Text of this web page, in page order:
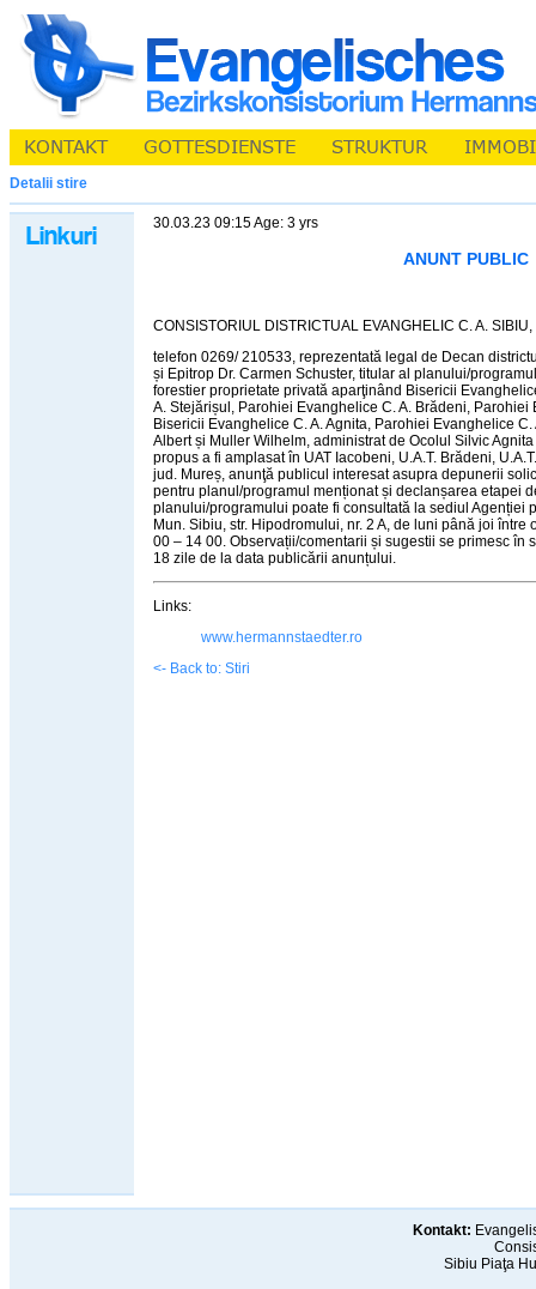
Detalii stire
30.03.23 09:15 Age: 3 yrs
ANUNT PUBLIC
CONSISTORIUL DISTRICTUAL EVANGHELIC C. A.
telefon 0269/ 210533, reprezentată legal de Decan
și Epitrop Dr. Carmen Schuster, titular al planului/
forestier proprietate privată aparţinând Bisericii
A. Stejărișul, Parohiei Evanghelice C. A. Brădeni, Parohiei
Bisericii Evanghelice C. A. Agnita, Parohiei Evanghelice
Albert și Muller Wilhelm, administrat de Ocolul Silvic
propus a fi amplasat în UAT Iacobeni, U.A.T. Brădeni,
jud. Mureș, anunţă publicul interesat asupra depunerii
pentru planul/programul menționat și declanșarea etapei
planului/programului poate fi consultată la sediul Agenției
Mun. Sibiu, str. Hipodromului, nr. 2 A, de luni până joi
00 – 14 00. Observații/comentarii și sugestii se primesc în
18 zile de la data publicării anunțului.
Links:
www.hermannstaedter.ro
<- Back to: Stiri
Kontakt:
Sibiu Piaţa